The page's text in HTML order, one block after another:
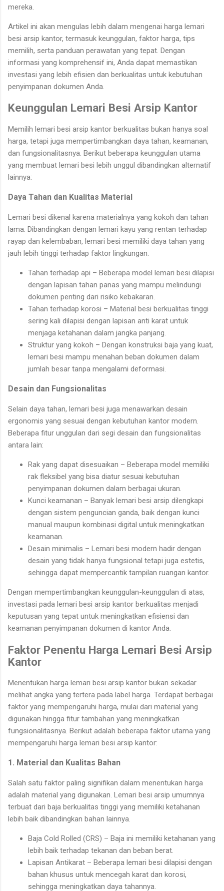
mereka.
Artikel ini akan mengulas lebih dalam mengenai harga lemari
besi arsip kantor, termasuk keunggulan, faktor harga, tips
memilih, serta panduan perawatan yang tepat. Dengan
informasi yang komprehensif ini, Anda dapat memastikan
investasi yang lebih efisien dan berkualitas untuk kebutuhan
penyimpanan dokumen Anda.
Keunggulan Lemari Besi Arsip Kantor
Memilih lemari besi arsip kantor berkualitas bukan hanya soal
harga, tetapi juga mempertimbangkan daya tahan, keamanan,
dan fungsionalitasnya. Berikut beberapa keunggulan utama
yang membuat lemari besi lebih unggul dibandingkan alternatif
lainnya:
Daya Tahan dan Kualitas Material
Lemari besi dikenal karena materialnya yang kokoh dan tahan
lama. Dibandingkan dengan lemari kayu yang rentan terhadap
rayap dan kelembaban, lemari besi memiliki daya tahan yang
jauh lebih tinggi terhadap faktor lingkungan.
Tahan terhadap api – Beberapa model lemari besi dilapisi
dengan lapisan tahan panas yang mampu melindungi
dokumen penting dari risiko kebakaran.
Tahan terhadap korosi – Material besi berkualitas tinggi
sering kali dilapisi dengan lapisan anti karat untuk
menjaga ketahanan dalam jangka panjang.
Struktur yang kokoh – Dengan konstruksi baja yang kuat,
lemari besi mampu menahan beban dokumen dalam
jumlah besar tanpa mengalami deformasi.
Desain dan Fungsionalitas
Selain daya tahan, lemari besi juga menawarkan desain
ergonomis yang sesuai dengan kebutuhan kantor modern.
Beberapa fitur unggulan dari segi desain dan fungsionalitas
antara lain:
Rak yang dapat disesuaikan – Beberapa model memiliki
rak fleksibel yang bisa diatur sesuai kebutuhan
penyimpanan dokumen dalam berbagai ukuran.
Kunci keamanan – Banyak lemari besi arsip dilengkapi
dengan sistem penguncian ganda, baik dengan kunci
manual maupun kombinasi digital untuk meningkatkan
keamanan.
Desain minimalis – Lemari besi modern hadir dengan
desain yang tidak hanya fungsional tetapi juga estetis,
sehingga dapat mempercantik tampilan ruangan kantor.
Dengan mempertimbangkan keunggulan-keunggulan di atas,
investasi pada lemari besi arsip kantor berkualitas menjadi
keputusan yang tepat untuk meningkatkan efisiensi dan
keamanan penyimpanan dokumen di kantor Anda.
Faktor Penentu Harga Lemari Besi Arsip
Kantor
Menentukan harga lemari besi arsip kantor bukan sekadar
melihat angka yang tertera pada label harga. Terdapat berbagai
faktor yang mempengaruhi harga, mulai dari material yang
digunakan hingga fitur tambahan yang meningkatkan
fungsionalitasnya. Berikut adalah beberapa faktor utama yang
mempengaruhi harga lemari besi arsip kantor:
1. Material dan Kualitas Bahan
Salah satu faktor paling signifikan dalam menentukan harga
adalah material yang digunakan. Lemari besi arsip umumnya
terbuat dari baja berkualitas tinggi yang memiliki ketahanan
lebih baik dibandingkan bahan lainnya.
Baja Cold Rolled (CRS) – Baja ini memiliki ketahanan yang
lebih baik terhadap tekanan dan beban berat.
Lapisan Antikarat – Beberapa lemari besi dilapisi dengan
bahan khusus untuk mencegah karat dan korosi,
sehingga meningkatkan daya tahannya.